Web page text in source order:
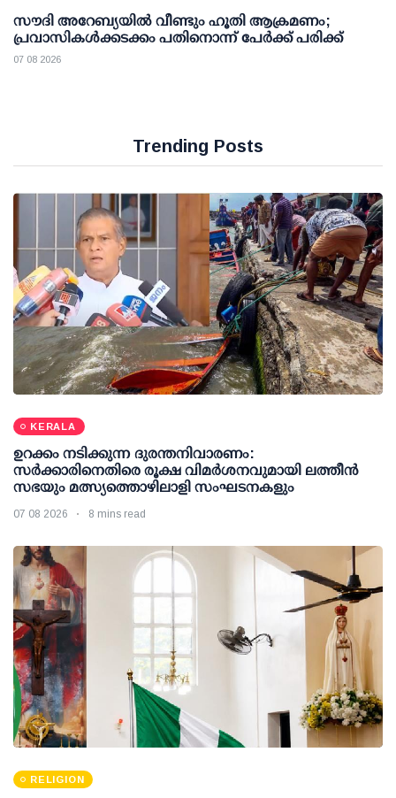
സൗദി അറേബ്യയില്‍ വീണ്ടും ഹൂതി ആക്രമണം;
പ്രവാസികള്‍ക്കടക്കം പതിനൊന്ന് പേര്‍ക്ക് പരിക്ക്
07 08 2026
Trending Posts
KERALA
ഉറക്കം നടിക്കുന്ന ദുരന്തനിവാരണം:
സര്‍ക്കാരിനെതിരെ രൂക്ഷ വിമര്‍ശനവുമായി ലത്തീന്‍
സഭയും മത്സ്യത്തൊഴിലാളി സംഘടനകളും
07 08 2026 8 mins read
RELIGION